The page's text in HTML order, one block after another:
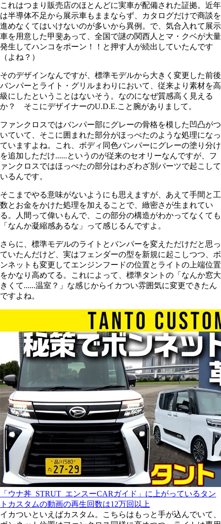
これはつまり販売店のほとんどに実車が配備された証拠。近年
は半導体不足から展示車もままならず、カタログだけで商談を
進めなくてはいけないのが多いから異例。で、気合入れて展示
車を用意した甲斐あって、全国で謎の関西人とマ・クベが大量
発生してハンコをポーン！！と押す人が続出していたんです
（よね？）
そのデザインなんですが、標準モデルから大きく変更した前後
バンパーとライト・グリルまわりにおいて、従来より素材を高
級にしたということはないそう。なのになぜ質感高く見える
か？ そこにデザイナーのU.D.E.こと腕がありまして。
ファンクロスではバンパー部にグレーの骨格を模した凹凸がつ
いていて、そこに囲まれた部分がほっぺたのような処理になっ
ていますよね。これ、ボディ同色バンパーにグレーの塗り分け
を追加しただけ......というのが従来のセオリーなんですが、フ
ァンクロスではほっぺたの部分はわざわざ別パーツで起こして
いるんです。
そこまでやる意味がないようにも思えますが、あえて手間と工
数とお金をかけた処理を加えることで、緻密さが生まれてい
る。人間って偉いもんで、この部分の構造がわかってなくても
「なんか凝縮感あるな」って感じるんですよ。
さらに、標準モデルのライトとバンパーを変えただけだと思っ
ていたんだけど、実はフェンダーの型を新規に起こしつつ、ボ
ンネットも変更してエンジンフードの位置とライトの上端位置
をかなり高めてる。これによって、標準タントの「なんか窓大
きくて......温室？」な感じからイカつい雰囲気に変更できたん
ですよね。
「ウナ丼_STRUT_エンスーCARガイド」に上がっているタン
トカスタムの動画の再生回数は12万回以上
イカついといえばカスタム。こちらはもっと手が込んでいて、